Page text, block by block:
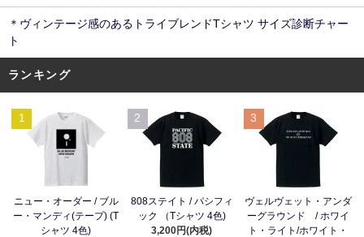
＊ヴィンテージ感のあるトライブレンドTシャツ サイズ診断チャー
ト
ランキング
1
ニュー・オーダー / ブル
ー・マンディ(テープ) (T
シャツ 4色)
2
808ステイト / パシフィ
ック （Tシャツ 4色)
3,200円(内税)
3
ヴェルヴェット・アンダ
ーグラウンド / ホワイ
ト・ライト/ホワイト・